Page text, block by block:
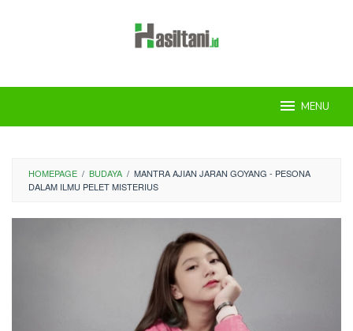
MENU
HOMEPAGE / BUDAYA / MANTRA AJIAN JARAN GOYANG - PESONA
DALAM ILMU PELET MISTERIUS